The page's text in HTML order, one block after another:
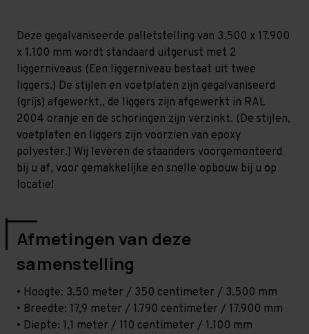
Licht
-
T80
Licht
-
T80
Deze gegalvaniseerde palletstelling van 3.500 x 17.900
x 1.100 mm wordt standaard uitgerust met 2
liggerniveaus (Een liggerniveau bestaat uit twee
liggers.) De stijlen en voetplaten zijn gegalvaniseerd
(grijs) afgewerkt,, de liggers zijn afgewerkt in RAL
2004 oranje en de schoringen zijn verzinkt. (De stijlen,
voetplaten en liggers zijn voorzien van epoxy
polyester.) Wij leveren de staanders voorgemonteerd
bij u af, voor gemakkelijke en snelle opbouw bij u op
locatie!
Afmetingen van deze
samenstelling
• Hoogte: 3,50 meter / 350 centimeter / 3.500 mm
• Breedte: 17,9 meter / 1.790 centimeter / 17.900 mm
• Diepte: 1,1 meter / 110 centimeter / 1.100 mm